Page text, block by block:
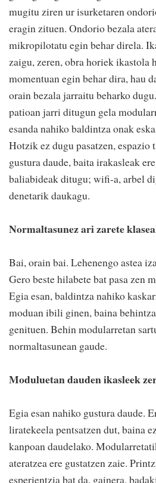
mugitu ziren ur isurketaren
eragin zituen. Ondorio bezala
mikropilotatu egin behar direla.
zaigu, zeren, obra horiek ikastola
momentuan egin behar dira, hau
orain bezala jarraitu beharko
patioan jarri ditugun gela
esanda nahiko baldintza onak
Hotzik ez dugu pasatzen, espazio
gustura daude, baita irakasleak
baliabideak ditugu; wifi-a, arbel
denetarik daukagu.
Normaltasunez ari zarete
Bai, orain bai. Lehenengo astea
Gero beste hilabete bat pasa zen
Egia esan, baldintza nahiko
moduan ibili ginen, baina
genituen. Behin modularretan
normaltasunean gaude.
Moduluetan dauden ikasleek
Egia esan nahiko gustura daude.
liratekeela pentsatzen dut, baina
kanpoan daudelako.
ateratzea ere gustatzen zaie.
esperientzia bat da, gainera,